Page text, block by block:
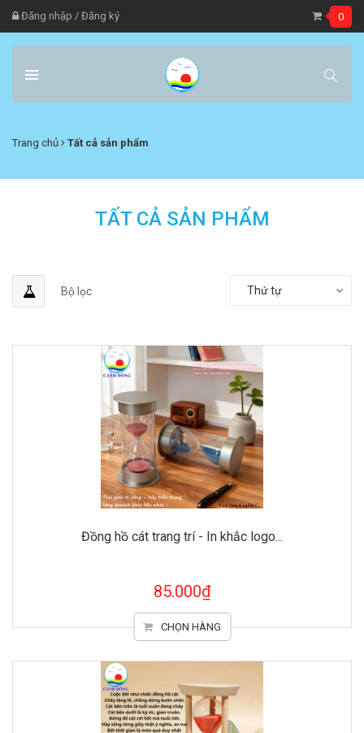
Đăng nhập / Đăng ký 0
Trang chủ Tất cả sản phẩm
TẤT CẢ SẢN PHẨM
Bộ lọc Thứ tự
Đồng hồ cát trang trí - In khắc logo...
85.000₫
CHỌN HÀNG